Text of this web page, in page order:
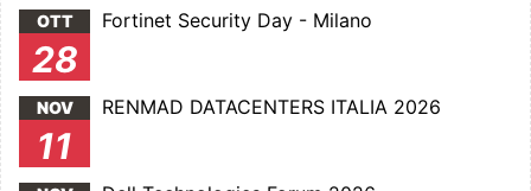
OTT
28
Fortinet Security Day - Milano
NOV
11
RENMAD DATACENTERS ITALIA 2026